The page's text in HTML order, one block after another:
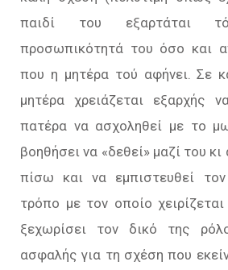
παιδί του εξαρτάται
προσωπικότητά του όσο και
που η μητέρα τού αφήνει. Σε
μητέρα χρειάζεται εξαρχής
πατέρα να ασχοληθεί με το
βοηθήσει να «δεθεί» μαζί του
πίσω και να εμπιστευθεί
τρόπο με τον οποίο
ξεχωρίσει τον δικό της
ασφαλής για τη σχέση που